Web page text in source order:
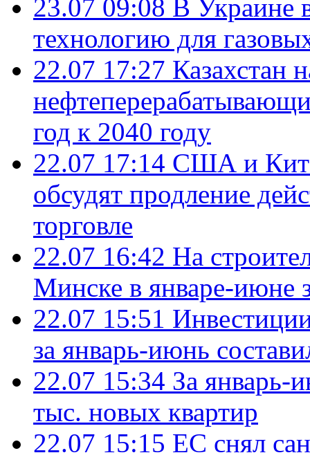
23.07 09:08 В Украине
технологию для
22.07 17:27 Казахстан
год к 2040 году
22.07 17:14 США и
обсудят продление
торговле
22.07 16:42 На
Минске в январе-июне
22.07 15:51
за январь-июнь
22.07 15:34 За январь-
тыс. новых квартир
22.07 15:15 ЕС снял